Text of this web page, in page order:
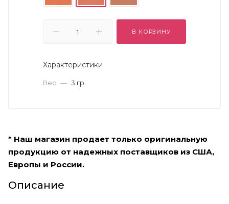
В КОРЗИНУ
Характеристики
Вес — 3 гр.
* Наш магазин продает только оригинальную
продукцию от надежных поставщиков из США,
Европы и России.
Описание